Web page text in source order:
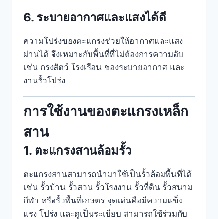
6. ระบายอากาศและแสงได้ดี
ความโปร่งของตะแกรงช่วยให้อากาศและแสง
ผ่านได้ จึงเหมาะกับพื้นที่ที่ไม่ต้องการความอับ
เช่น กรงสัตว์ โรงเรือน ช่องระบายอากาศ และ
งานรั้วโปร่ง
การใช้งานของตะแกรงเหล็ก
สาน
1. ตะแกรงสานล้อมรั้ว
ตะแกรงสานสามารถนำมาใช้เป็นรั้วล้อมพื้นที่ได้
เช่น รั้วบ้าน รั้วสวน รั้วโรงงาน รั้วที่ดิน รั้วสนาม
กีฬา หรือรั้วพื้นที่เกษตร จุดเด่นคือมีความแข็ง
แรง โปร่ง และดูเป็นระเบียบ สามารถใช้ร่วมกับ